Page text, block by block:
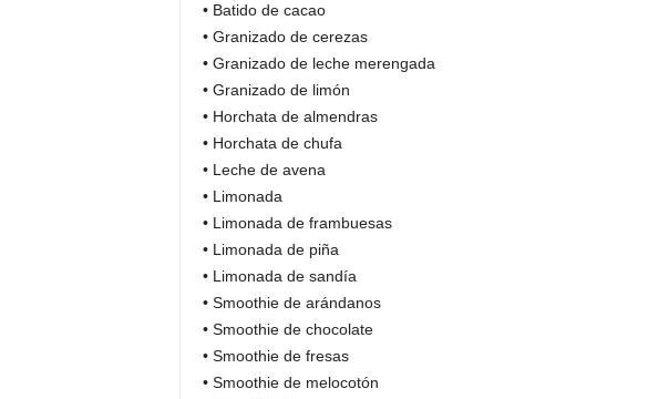
• Batido de cacao
• Granizado de cerezas
• Granizado de leche merengada
• Granizado de limón
• Horchata de almendras
• Horchata de chufa
• Leche de avena
• Limonada
• Limonada de frambuesas
• Limonada de piña
• Limonada de sandía
• Smoothie de arándanos
• Smoothie de chocolate
• Smoothie de fresas
• Smoothie de melocotón